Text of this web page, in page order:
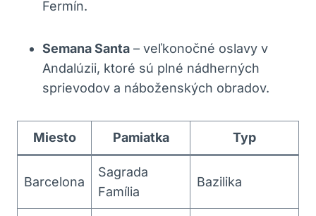
Fermín.
Semana Santa – veľkonočné oslavy v
Andalúzii, ktoré sú plné nádherných
sprievodov a náboženských obradov.
Miesto Pamiatka Typ
Barcelona
Sagrada
Família
Bazilika